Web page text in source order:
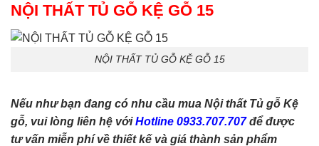
bếp,tủ bếp đẹp ,tủ gỗ
tivi
NỘI THẤT TỦ GỖ KỆ GỖ 15
NỘI THẤT TỦ GỖ KỆ GỖ 15
Nếu như bạn đang có nhu cầu mua Nội thất Tủ gỗ Kệ
gỗ, vui lòng liên hệ vớiHotline 0933.707.707để được
tư vấn miễn phí về thiết kế và giá thành sản phẩm